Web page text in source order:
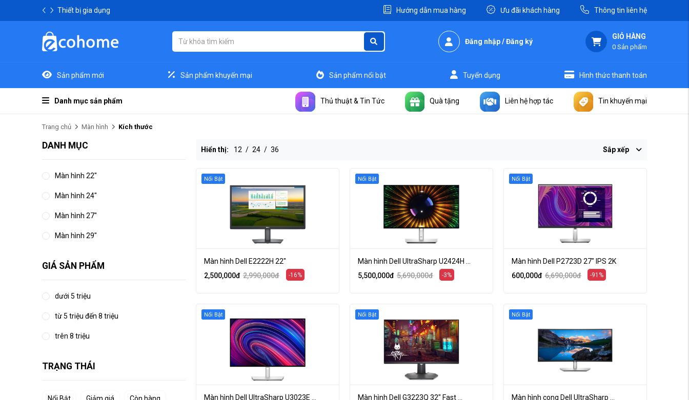
Thiết bị gia dụng Hướng dẫn mua hàng Ưu đãi khách hàng Thông tin liên hệ
Đăng nhập / Đăng ký
GIỎ HÀNG
0 Sản phẩm
Sản phẩm mới Sản phẩm khuyến mại Sản phẩm nổi bật Tuyển dụng Hình thức thanh toán
Danh mục sản phẩm Thủ thuật & Tin Tức Quà tặng Liên hệ hợp tác Tin khuyến mại
Trang chủ Màn hình Kích thước
DANH MỤC
Màn hình 22"
Màn hình 24"
Màn hình 27"
Màn hình 29"
GIÁ SẢN PHẨM
dưới 5 triệu
từ 5 triệu đến 8 triệu
trên 8 triệu
TRẠNG THÁI
Hiển thị: 12 / 24 / 36 Sắp xếp
Nổi Bật
Màn hình Dell E2222H 22"
2,500,000đ 2,990,000đ -16%
Nổi Bật
Màn hình Dell UltraSharp U2424H ...
5,500,000đ 5,690,000đ -3%
Nổi Bật
Màn hình Dell P2723D 27" IPS 2K
600,000đ 6,690,000đ -91%
Nổi Bật
Màn hình Dell UltraSharp U3023E ...
Nổi Bật
Màn hình Dell G3223Q 32" Fast ...
Nổi Bật
Màn hình cong Dell UltraSharp ...